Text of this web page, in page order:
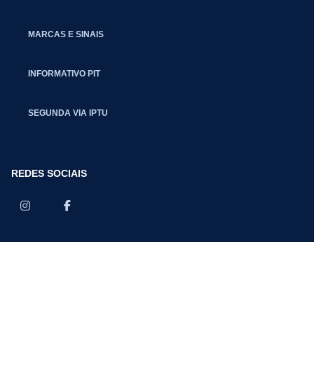
MARCAS E SINAIS
INFORMATIVO PIT
SEGUNDA VIA IPTU
REDES SOCIAIS